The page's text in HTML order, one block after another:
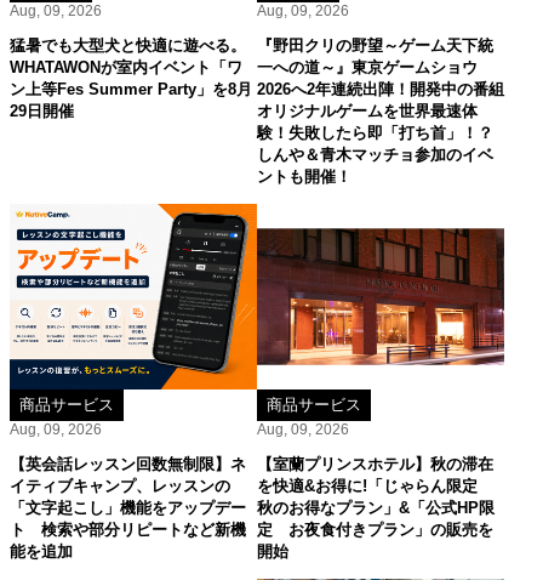
Aug, 09, 2026
猛暑でも大型犬と快適に遊べる。
WHATAWONが室内イベント「ワ
ン上等Fes Summer Party」を8月
29日開催
Aug, 09, 2026
『野田クリの野望～ゲーム天下統
一への道～』東京ゲームショウ
2026へ2年連続出陣！開発中の番組
オリジナルゲームを世界最速体
験！失敗したら即「打ち首」！？
しんや＆青木マッチョ参加のイベ
ントも開催！
商品サービス
Aug, 09, 2026
【英会話レッスン回数無制限】ネ
イティブキャンプ、レッスンの
「文字起こし」機能をアップデー
ト 検索や部分リピートなど新機
能を追加
商品サービス
Aug, 09, 2026
【室蘭プリンスホテル】秋の滞在
を快適&お得に!「じゃらん限定
秋のお得なプラン」&「公式HP限
定 お夜食付きプラン」の販売を
開始